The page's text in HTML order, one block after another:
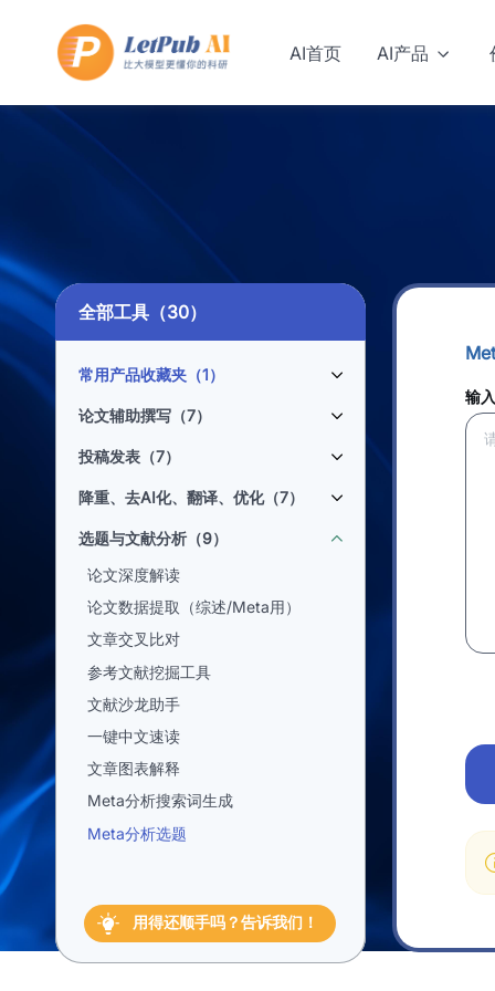
AI首页 AI产品
全部工具（30）
常用产品收藏夹（1）
论文辅助撰写（7）
投稿发表（7）
降重、去AI化、翻译、优化（7）
选题与文献分析（9）
论文深度解读
论文数据提取（综述/Meta用）
文章交叉比对
参考文献挖掘工具
文献沙龙助手
一键中文速读
文章图表解释
Meta分析搜索词生成
Meta分析选题
用得还顺手吗？告诉我们！
输